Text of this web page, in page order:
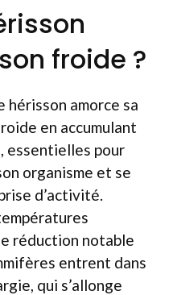
froide ?
hérisson amorce sa
en accumulant
essentielles pour
organisme et se
d’activité.
réduction notable
entrent dans
qui s’allonge